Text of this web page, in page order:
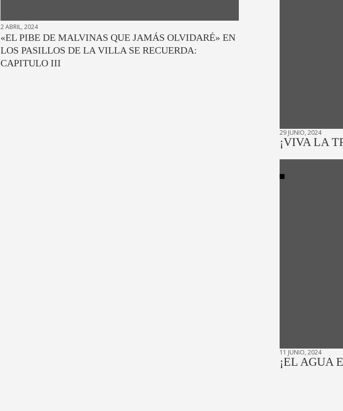
2 ABRIL, 2024
«EL PIBE DE MALVINAS QUE JAMÁS OLVIDARÉ» EN
LOS PASILLOS DE LA VILLA SE RECUERDA:
CAPITULO III
29 JUNIO, 2024
¡VIVA LA
11 JUNIO, 2024
¡EL AGUA